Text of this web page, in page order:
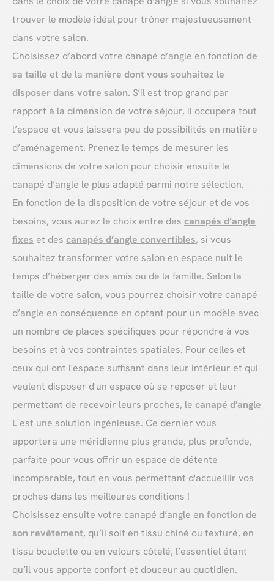
trouver le modèle idéal pour trôner majestueusement
dans votre salon.
Choisissez d’abord votre canapé d’angle en fonction de
sa taille et de la manière dont vous souhaitez le
disposer dans votre salon. S’il est trop grand par
rapport à la dimension de votre séjour, il occupera tout
l’espace et vous laissera peu de possibilités en matière
d’aménagement. Prenez le temps de mesurer les
dimensions de votre salon pour choisir ensuite le
canapé d’angle le plus adapté parmi notre sélection.
En fonction de la disposition de votre séjour et de vos
besoins, vous aurez le choix entre des canapés d’angle
fixes et des canapés d’angle convertibles, si vous
souhaitez transformer votre salon en espace nuit le
temps d’héberger des amis ou de la famille. Selon la
taille de votre salon, vous pourrez choisir votre canapé
d’angle en conséquence en optant pour un modèle avec
un nombre de places spécifiques pour répondre à vos
besoins et à vos contraintes spatiales. Pour celles et
ceux qui ont l'espace suffisant dans leur intérieur et qui
veulent disposer d'un espace où se reposer et leur
permettant de recevoir leurs proches, le canapé d'angle
L est une solution ingénieuse. Ce dernier vous
apportera une méridienne plus grande, plus profonde,
parfaite pour vous offrir un espace de détente
incomparable, tout en vous permettant d'accueillir vos
proches dans les meilleures conditions !
Choisissez ensuite votre canapé d’angle en fonction de
son revêtement, qu’il soit en tissu chiné ou texturé, en
tissu bouclette ou en velours côtelé, l’essentiel étant
qu’il vous apporte confort et douceur au quotidien.